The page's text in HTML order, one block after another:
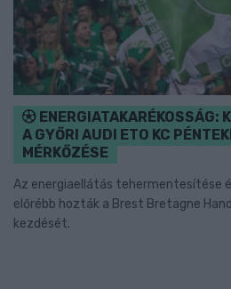
ENERGIATAKARÉKOSSÁG:
A GYŐRI AUDI ETO KC
MÉRKŐZÉSE
Az energiaellátás tehermentesítése
előrébb hozták a Brest Bretagne
kezdését.